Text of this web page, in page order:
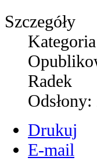
Szczegóły
Radek
Odsłony:
Drukuj
E-mail